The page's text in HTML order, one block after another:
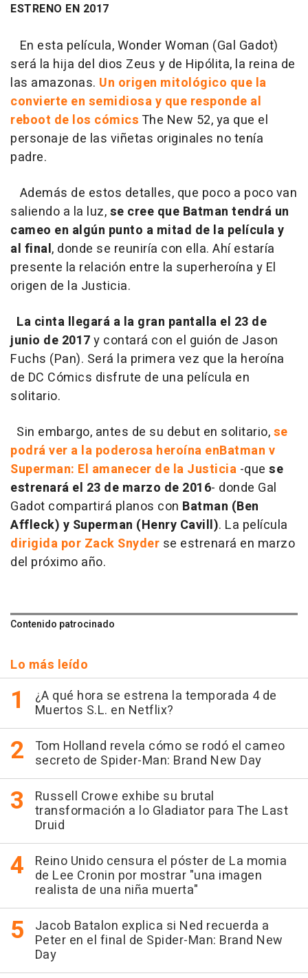
ESTRENO EN 2017
En esta película, Wonder Woman (Gal Gadot)
será la hija del dios Zeus y de Hipólita, la reina de
las amazonas. Un origen mitológico que la
convierte en semidiosa y que responde al
reboot de los cómics The New 52, ya que el
personaje de las viñetas originales no tenía
padre.
Además de estos detalles, que poco a poco van
saliendo a la luz,se cree que Batman tendrá un
cameo en algún punto a mitad de la película y
al final, donde se reuniría con ella. Ahí estaría
presente la relación entre la superheroína y El
origen de la Justicia.
La cinta llegará a la gran pantalla el 23 de
junio de 2017y contará con el guión de Jason
Fuchs (Pan). Será la primera vez que la heroína
de DC Cómics disfrute de una película en
solitario.
Sin embargo, antes de su debut en solitario,se
podrá ver a la poderosa heroína enBatman v
Superman: El amanecer de la Justicia -que se
estrenará el 23 de marzo de 2016- donde Gal
Gadot compartirá planos con Batman (Ben
Affleck) y Superman (Henry Cavill). La película
dirigida por Zack Snyder se estrenará en marzo
del próximo año.
Contenido patrocinado
Lo más leído
¿A qué hora se estrena la temporada 4 de
Muertos S.L. en Netflix?
Tom Holland revela cómo se rodó el cameo
secreto de Spider-Man: Brand New Day
Russell Crowe exhibe su brutal
transformación a lo Gladiator para The Last
Druid
Reino Unido censura el póster de La momia
de Lee Cronin por mostrar "una imagen
realista de una niña muerta"
Jacob Batalon explica si Ned recuerda a
Peter en el final de Spider-Man: Brand New
Day